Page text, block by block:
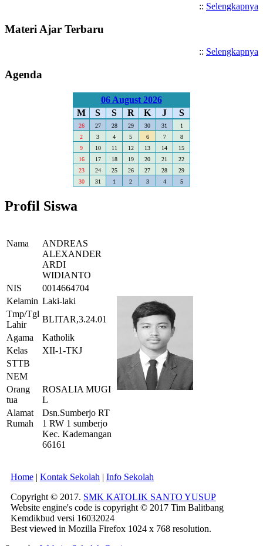
:: Selengkapnya
Materi Ajar Terbaru
:: Selengkapnya
Agenda
06 August 2026
M
S S R K J S
26 27 28 29 30 31
1
2
3 4 5 6 7
8
9
10 11 12 13 14
15
16
17 18 19 20 21
22
23
24 25 26 27 28
29
30
31 1 2 3 4 5
Profil Siswa
Nama
ANDREAS
ALEXANDER
ARDI
WIDIANTO
NIS
0014664704
Kelamin Laki-laki
Tmp/Tgl
Lahir
BLITAR,3.24.01
Agama
Katholik
Kelas
XII-1-TKJ
STTB
NEM
Orang
tua
ROSALIA MUGI
L
Alamat
Rumah
Dsn.Sumberjo RT
1 RW 1 sumberjo
Kec. Kademangan
66161
Home | Kontak Sekolah | Info Sekolah
Copyright © 2017. SMK KATOLIK SANTO YUSUP
Website engine's code is copyright © 2017 Tim Balitbang
Kemdikbud versi 16032024
Best viewed in Mozilla Firefox 1024 x 768 resolution.